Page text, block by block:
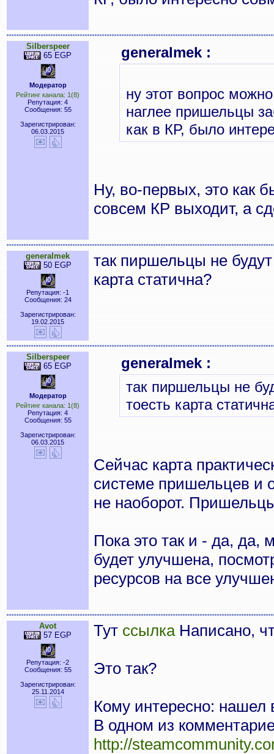
Silberspeer
65 EGP
Модератор
Рейтинг канала: 1(8)
Репутация: 4
Сообщения: 55
Зарегистрирован:
06.03.2015
generalmek :
ну этот вопрос
наглее пришельцы
как в КР, было
Ну, во-первых, это как
совсем КР выходит, а
generalmek
50 EGP
Репутация: -1
Сообщения: 24
Зарегистрирован:
19.02.2015
так пиршельцы не
карта статична?
Silberspeer
65 EGP
Модератор
Рейтинг канала: 1(8)
Репутация: 4
Сообщения: 55
Зарегистрирован:
06.03.2015
generalmek :
так пиршельцы не
тоесть карта
Сейчас карта
системе пришельцев и
не наоборот.
Пока это так и - да,
будет улучшена,
ресурсов на все
Avot
57 EGP
Репутация: -2
Сообщения: 55
Зарегистрирован:
25.11.2014
Тут ссылкаНаписано,
Это так?
Кому интересно: нашел
В одном из
http://